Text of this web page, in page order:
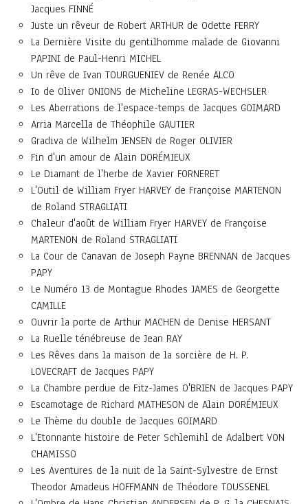
Jacques FINNÉ
Juste un rêveur de Robert ARTHUR de Odette FERRY
La Dernière Visite du gentilhomme malade de Giovanni
PAPINI de Paul-Henri MICHEL
Un rêve de Ivan TOURGUENIEV de Renée ALCO
Io de Oliver ONIONS de Micheline LEGRAS-WECHSLER
Les Aberrations de l'espace-temps de Jacques GOIMARD
Arria Marcella de Théophile GAUTIER
Gradiva de Wilhelm JENSEN de Roger OLIVIER
Fin d'un amour de Alain DORÉMIEUX
Le Diamant de l'herbe de Xavier FORNERET
L'Outil de William Fryer HARVEY de Françoise MARTENON
de Roland STRAGLIATI
Chaleur d'août de William Fryer HARVEY de Françoise
MARTENON de Roland STRAGLIATI
La Cour de Canavan de Joseph Payne BRENNAN de Jacques
PAPY
Le Numéro 13 de Montague Rhodes JAMES de Georgette
CAMILLE
Ouvrir la porte de Arthur MACHEN de Denise HERSANT
La Ruelle ténébreuse de Jean RAY
Les Rêves dans la maison de la sorcière de H. P.
LOVECRAFT de Jacques PAPY
La Chambre perdue de Fitz-James O'BRIEN de Jacques PAPY
Escamotage de Richard MATHESON de Alain DORÉMIEUX
Le Thème du double de Jacques GOIMARD
L'Etonnante histoire de Peter Schlemihl de Adalbert VON
CHAMISSO
Les Aventures de la nuit de la Saint-Sylvestre de Ernst
Theodor Amadeus HOFFMANN de Théodore TOUSSENEL